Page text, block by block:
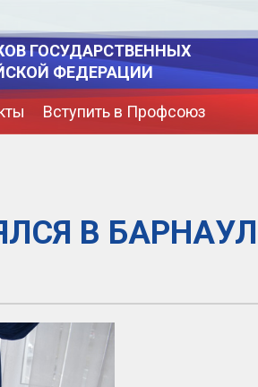
ГОСУДАРСТВЕННЫХ
ФЕДЕРАЦИИ
Вступить в Профсоюз
В